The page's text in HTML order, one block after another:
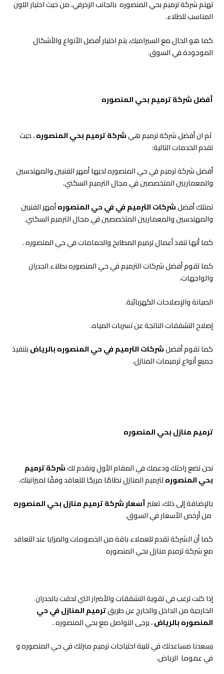
تهتم شركة ترميم بحي المنصوره بالجانب الزخرفي، من حيث اختيار اللون
المناسب للطلاء.
كما هو الحال مع السيراميك، يتم اختيار أفضل الأنواع والأشكال
الموجودة في السوق.
أفضل شركة ترميم بحي المنصوره
ثم ان أفضل شركة ترميم هيشركة ترميم بحي المنصوره، حيث
تقدم الخدمات التالية:
أفضل شركة ترميم في حي المنصوره لديها أمهر الفنيين والمهندسين
والمعماريين المتخصصين في مجال الترميم السكني.
تمتلك أفضلشركات الترميم في في حي المنصورهأمهر الفنيين
والمهندسين والمعماريين المتخصصين في مجال الترميم السكني.
كما أنها تنفذ أعمال ترميم المطابخ والحمامات في حي المنصوره .
كما تقوم أفضل شركات الترميم في حي المنصوره بطلاء الجدران
والواجهات.
الصيانة والإصلاحات الكهربائية.
إصلاح التشققات الناتجة عن تسربات المياه.
كما تقوم أفضلشركات الترميم في حي المنصوره بالرياضبتنفيذ
جميع أنواع ترميمات المنازل.
ترميم منازل بحي المنصوره
نحن نضع راحتك ودعمك في المقام الأول ونقدم لكشركة ترميم
بحي المنصورهلترميم المنازل نظامًا مريحًا للتعاقد وفقًا لميزانيتك.
بالإضافة إلى ذلك، تعتبرأسعارشركة ترميم منازل بحي المنصوره
من أرخص الأسعار في السوق.
كما أن الشركة تقدم للعملاء باقة من الخصومات والمزايا عند التعاقد
مع شركة ترميم منازل بحي المنصوره
إذا كنت ترغب في تقوية التشققات والأضرار التي لحقت بالجدران
الخارجية من الداخل والخارج عن طريقترميم المنازل في حي
المنصوره بالرياض، يرجى التواصل مع بحي المنصوره .
يسعدنا مساعدتك في تلبية احتياجات ترميم منزلك في حي المنصوره و
في عموما الرياض.